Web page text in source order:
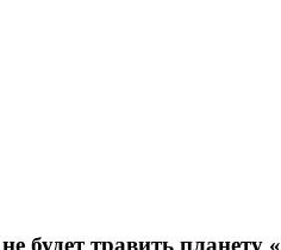
будет травить планету